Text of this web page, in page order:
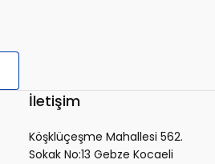
İletişim
Köşklüçeşme Mahallesi 562.
Sokak No:13 Gebze Kocaeli